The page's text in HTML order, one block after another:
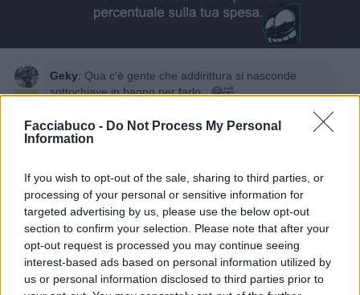
Facciabuco - Do Not Process My Personal
Information
If you wish to opt-out of the sale, sharing to third parties, or
processing of your personal or sensitive information for
targeted advertising by us, please use the below opt-out
section to confirm your selection. Please note that after your
opt-out request is processed you may continue seeing
interest-based ads based on personal information utilized by
us or personal information disclosed to third parties prior to
Geky: Qua c'è gente che addirittura si nasconde
sottochiave in bagno per farlo...😂🤣
17 Maggio 2022 alle ore 12:45
·Ti stimo
KaliMata:veramente a voi maschietti basta lo
smartphone
17 Maggio 2022 alle ore 12:47
· Rispondi
Tulipano : Vai a mangiare che è meglio, va🤣🤣🤣
Buon pranzo Gigiolo 🍷🤗🤗